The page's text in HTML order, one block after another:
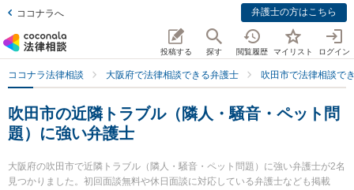
ココナラへ 弁護士の方はこちら
投稿する 探す 閲覧履歴 マイリスト ログイン
ココナラ法律相談 大阪府で法律相談できる弁護士 吹田市で法律相談で
吹田市の近隣トラブル（隣人・騒音・ペット問
題）に強い弁護士
大阪府の吹田市で近隣トラブル（隣人・騒音・ペット問題）に強い弁護士が2名
見つかりました。初回面談無料や休日面談に対応している弁護士なども掲載